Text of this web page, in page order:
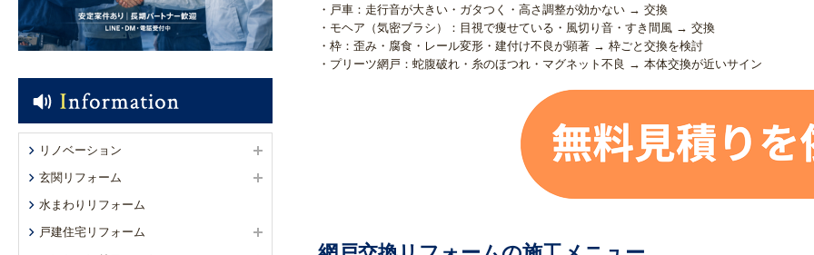
・戸車：走行音が大きい・ガタつく・高さ調整が効かない → 交換
・モヘア（気密ブラシ）：目視で痩せている・風切り音・すき間風 → 交換
・枠：歪み・腐食・レール変形・建付け不良が顕著 → 枠ごと交換を検討
・プリーツ網戸：蛇腹破れ・糸のほつれ・マグネット不良 → 本体交換が近いサイン
リノベーション
玄関リフォーム
水まわりリフォーム
戸建住宅リフォーム